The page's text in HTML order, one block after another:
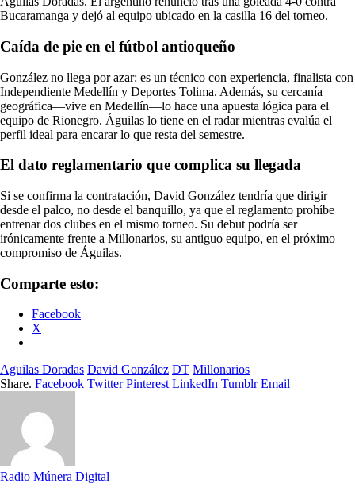
Bucaramanga y dejó al equipo ubicado en la casilla 16 del torneo.
Caída de pie en el fútbol antioqueño
González no llega por azar: es un técnico con experiencia, finalista con
Independiente Medellín y Deportes Tolima. Además, su cercanía
geográfica—vive en Medellín—lo hace una apuesta lógica para el
equipo de Rionegro. Águilas lo tiene en el radar mientras evalúa el
perfil ideal para encarar lo que resta del semestre.
El dato reglamentario que complica su llegada
Si se confirma la contratación, David González tendría que dirigir
desde el palco, no desde el banquillo, ya que el reglamento prohíbe
entrenar dos clubes en el mismo torneo. Su debut podría ser
irónicamente frente a Millonarios, su antiguo equipo, en el próximo
compromiso de Águilas.
Comparte esto:
Facebook
X
Aguilas Doradas David González DT Millonarios
Share. Facebook Twitter Pinterest LinkedIn Tumblr Email
Radio Múnera Digital